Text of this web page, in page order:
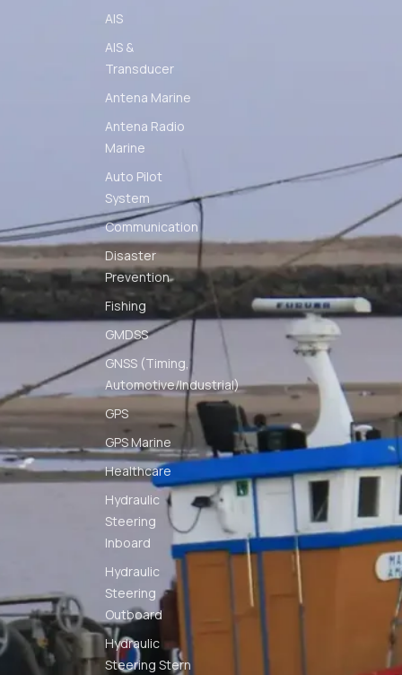
AIS
AIS &
Transducer
Antena Marine
Antena Radio
Marine
Auto Pilot
System
Communication
Disaster
Prevention
Fishing
GMDSS
GNSS (Timing,
Automotive/Industrial)
GPS
GPS Marine
Healthcare
Hydraulic
Steering
Inboard
Hydraulic
Steering
Outboard
Hydraulic
Steering Stern